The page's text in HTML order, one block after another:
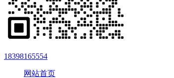
18398165554
网站首页